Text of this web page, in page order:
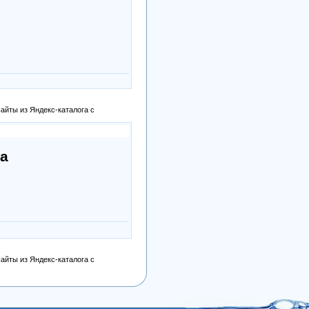
из Яндекс-каталога с
из Яндекс-каталога с